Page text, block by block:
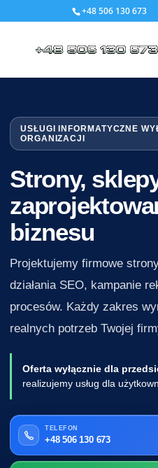
+48 506 130 673
USŁUGI INFORMATYCZNE
ORGANIZACJI
Strony,
biznesu
Projektujemy firmowe
działania SEO, kampanie
procesów. Każdy zakres
realnych potrzeb Twojej
Oferta wyłącznie dla
realizujemy usług dla
TELEFON
+48 506 130 673